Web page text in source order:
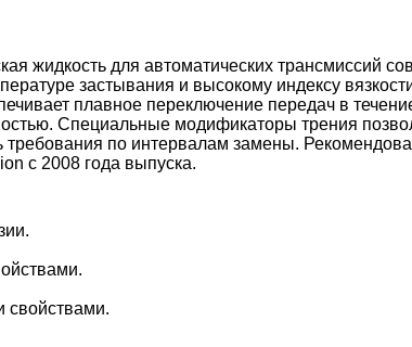
жидкость для автоматических трансмиссий
застывания и высокому индексу
плавное переключение передач в
Специальные модификаторы трения
требования по интервалам замены.
с 2008 года выпуска.
свойствами.